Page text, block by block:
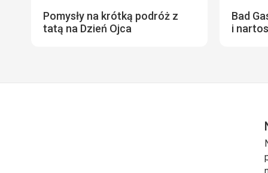
Pomysły na krótką podróż z
tatą na Dzień Ojca
Bad
i